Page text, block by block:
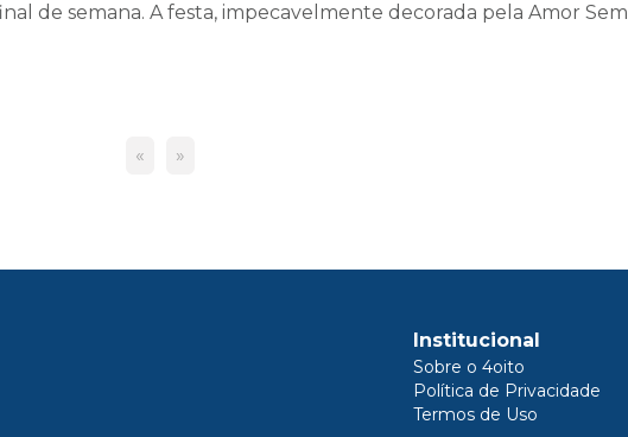
de semana. A festa, impecavelmente decorada pela Amor Sem
« »
Institucional
Sobre o 4oito
Política de Privacidade
Termos de Uso